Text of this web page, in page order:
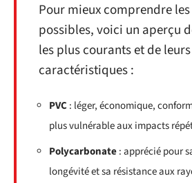
Pour mieux comprendre
possibles, voici un aperçu
les plus courants et de leurs
caractéristiques :
PVC: léger, économique,
plus vulnérable aux impacts
Polycarbonate: apprécié pour
longévité et sa résistance aux